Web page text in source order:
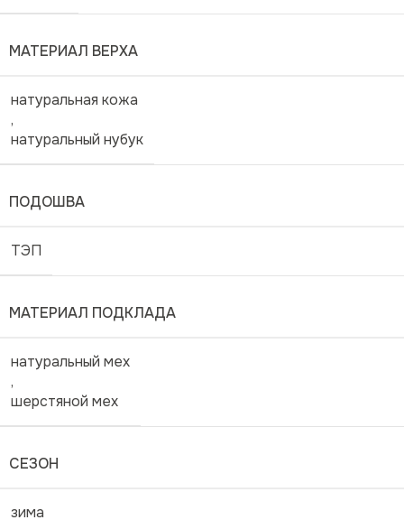
МАТЕРИАЛ ВЕРХА
натуральная кожа
,
натуральный нубук
ПОДОШВА
ТЭП
МАТЕРИАЛ ПОДКЛАДА
натуральный мех
,
шерстяной мех
СЕЗОН
зима